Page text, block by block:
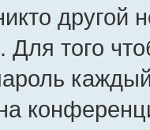
другой
Для того